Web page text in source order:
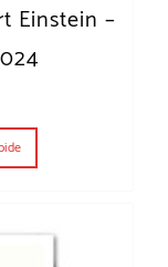
Einstein –